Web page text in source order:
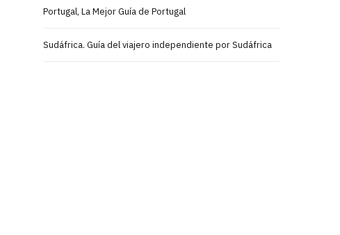
Portugal, La Mejor Guía de Portugal
Sudáfrica. Guía del viajero independiente por Sudáfrica